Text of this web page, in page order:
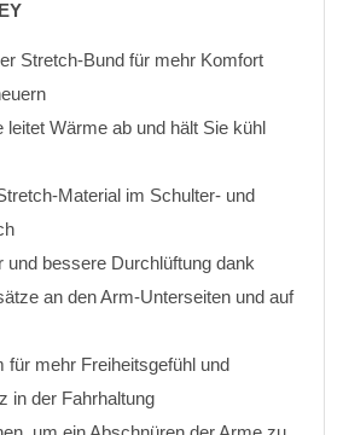
Stretch-Bund für mehr Komfort
Wärme ab und hält Sie kühl
Material im Schulter- und
und bessere Durchlüftung dank
an den Arm-Unterseiten und auf
für mehr Freiheitsgefühl und
in der Fahrhaltung